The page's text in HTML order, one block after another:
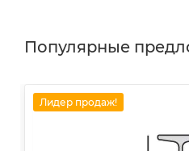
Популярные
Лидер продаж!